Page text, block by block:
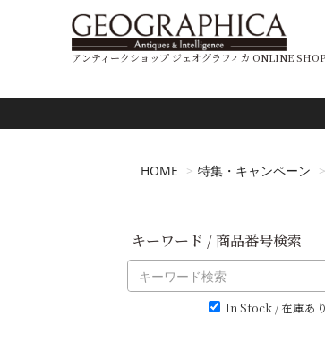
アンティークショップ ジェオグラフィカ ONLINE SHOP
HOME 特集・キャンペーン
キーワード / 商品番号検索
In Stock / 在庫あ